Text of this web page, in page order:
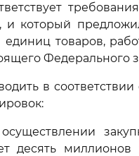
и который
товаров,
Федерального
в
десять миллионов